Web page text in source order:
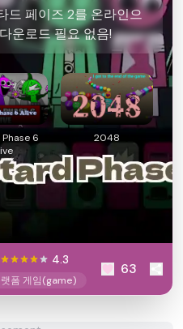
드 페이즈 2를 온라인으
운로드 필요 없음!
6
2048
4.3
폼 게임(game)
63